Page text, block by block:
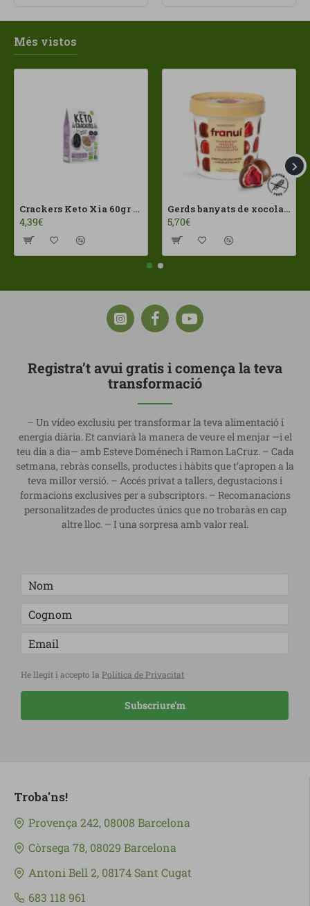
Més vistos
Crackers Keto Xia 60gr Joice Foods ECO
4,39€
Gerds banyats de xocolates amb llet Franui 150gr Sense Gluten
5,70€
Registra’t avui gratis i comença la teva
transformació
– Un vídeo exclusiu per transformar la teva alimentació i
energia diària. Et canviarà la manera de veure el menjar —i el
teu dia a dia— amb Esteve Doménech i Ramon LaCruz. – Cada
setmana, rebràs consells, productes i hàbits que t’apropen a la
teva millor versió. – Accés privat a tallers, degustacions i
formacions exclusives per a subscriptors. – Recomanacions
personalitzades de productes únics que no trobaràs en cap
altre lloc. – I una sorpresa amb valor real.
He llegit i accepto la Política de Privacitat
Subscriure'm
Troba'ns!
Provença 242, 08008 Barcelona
Còrsega 78, 08029 Barcelona
Antoni Bell 2, 08174 Sant Cugat
683 118 961